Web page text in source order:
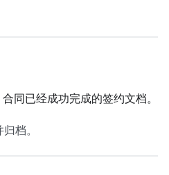
同已经成功完成的签约文档。
档。